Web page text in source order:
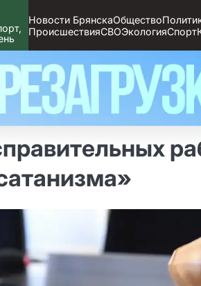
Новости БрянскаОбщество
ПроисшествияСВОЭкологияСпорт